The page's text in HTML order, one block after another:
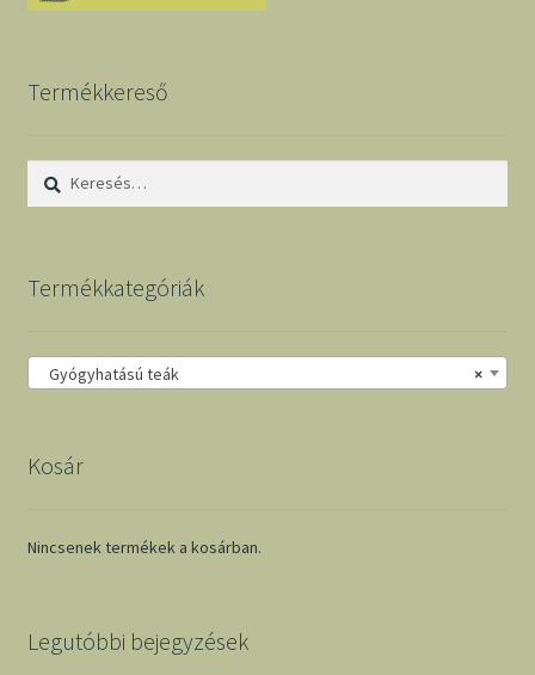
Termékkereső
Keresés:
Termékkategóriák
×
Gyógyhatású teák
Kosár
Nincsenek termékek a kosárban.
Legutóbbi bejegyzések